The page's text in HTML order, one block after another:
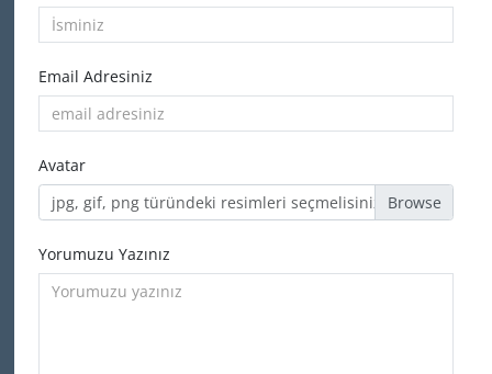
Email Adresiniz
Avatar
jpg, gif, png türündeki resimleri seçmelisiniz
Yorumuzu Yazınız